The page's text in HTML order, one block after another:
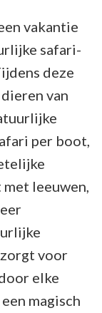
vakantie
safari-
deze
van
per boot,
leeuwen,
voor
elke
magisch